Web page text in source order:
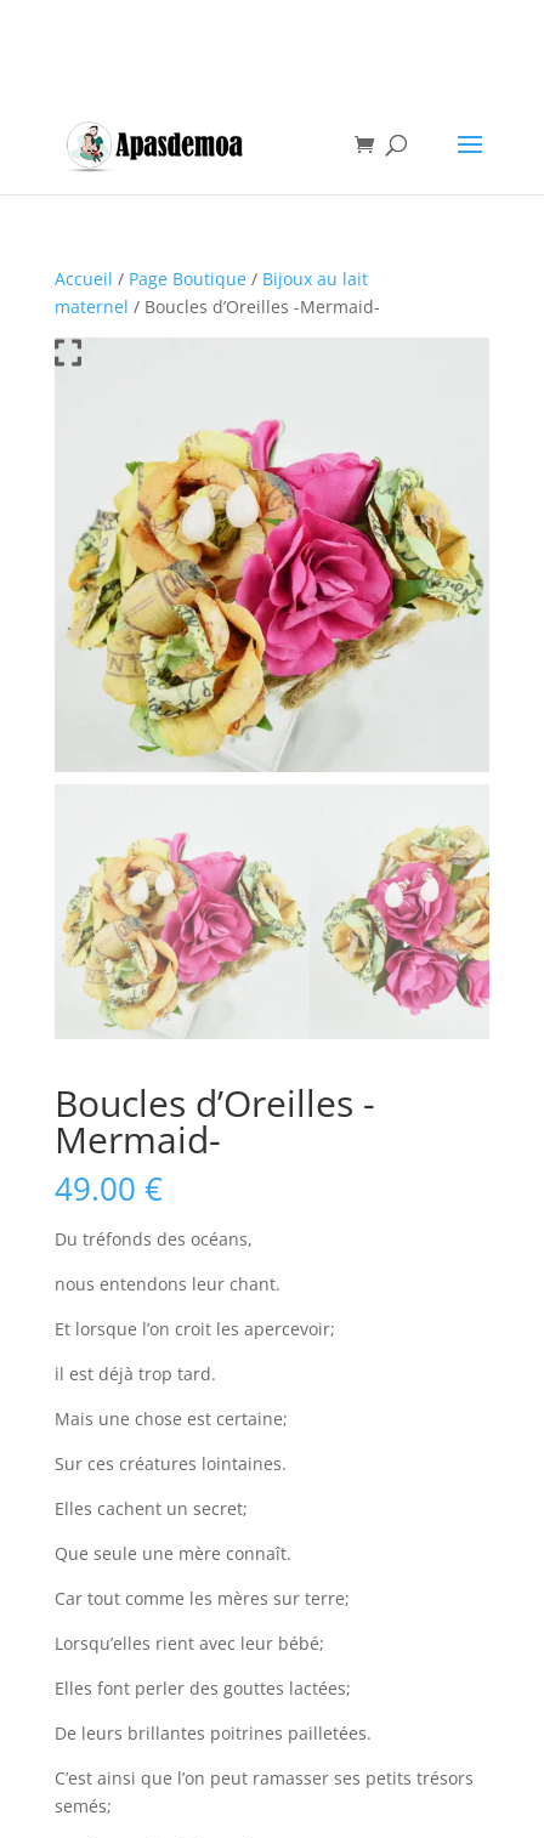
Accueil / Page Boutique/ Bijoux au lait
maternel / Boucles d’Oreilles -Mermaid-
Boucles d’Oreilles -
Mermaid-
49.00 €
Du tréfonds des océans,
nous entendons leur chant.
Et lorsque l’on croit les apercevoir;
il est déjà trop tard.
Mais une chose est certaine;
Sur ces créatures lointaines.
Elles cachent un secret;
Que seule une mère connaît.
Car tout comme les mères sur terre;
Lorsqu’elles rient avec leur bébé;
Elles font perler des gouttes lactées;
De leurs brillantes poitrines pailletées.
C’est ainsi que l’on peut ramasser ses petits trésors
semés;